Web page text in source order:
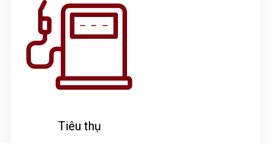
Tiêu thụ